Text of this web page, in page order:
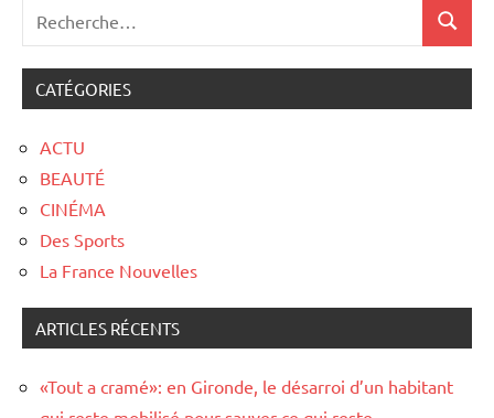
CATÉGORIES
ACTU
BEAUTÉ
CINÉMA
Des Sports
La France Nouvelles
ARTICLES RÉCENTS
«Tout a cramé»: en Gironde, le désarroi d’un habitant